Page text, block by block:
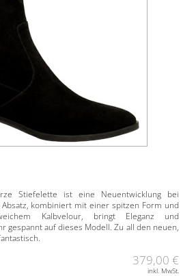
Stiefelette ist eine Neuentwicklung bei
kombiniert mit einer spitzen Form und
Kalbvelour, bringt Eleganz und
gespannt auf dieses Modell. Zu all den neuen,
379,00 €
inkl. MwSt.